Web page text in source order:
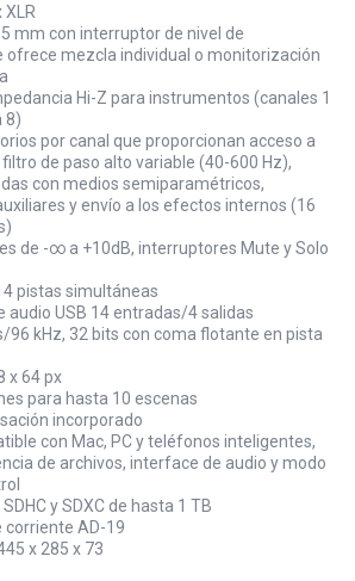
mm con interruptor de nivel de
ofrece mezcla individual o monitorización
Hi-Z para instrumentos (canales 1
8)
por canal que proporcionan acceso a
de paso alto variable (40-600 Hz),
con medios semiparamétricos,
y envío a los efectos internos (16
de -∞ a +10dB, interruptores Mute y Solo
pistas simultáneas
audio USB 14 entradas/4 salidas
96 kHz, 32 bits con coma flotante en pista
x 64 px
para hasta 10 escenas
incorporado
con Mac, PC y teléfonos inteligentes,
de archivos, interface de audio y modo
y SDXC de hasta 1 TB
corriente AD-19
x 285 x 73